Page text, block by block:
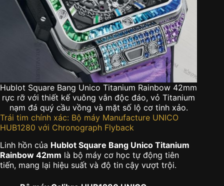
Hublot Square Bang Unico Titanium Rainbow 42mm
rực rỡ với thiết kế vuông vắn độc đáo, vỏ Titanium
nạm đá quý cầu vồng và mặt số lộ cơ tinh xảo.
Trái tim chính xác: Bộ máy Manufacture UNICO
HUB1280 với Chronograph Flyback
Linh hồn của Hublot Square Bang Unico Titanium
Rainbow 42mm là bộ máy cơ học tự động tiên
tiến, mang lại hiệu suất và độ tin cậy vượt trội.